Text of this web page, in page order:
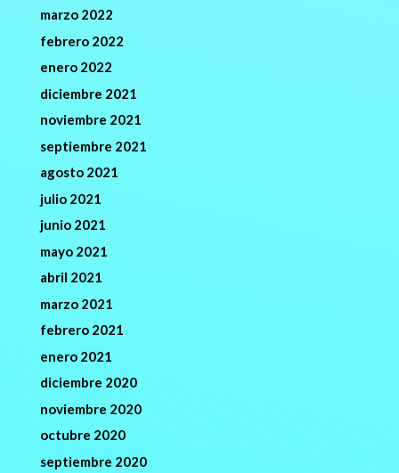
marzo 2022
febrero 2022
enero 2022
diciembre 2021
noviembre 2021
septiembre 2021
agosto 2021
julio 2021
junio 2021
mayo 2021
abril 2021
marzo 2021
febrero 2021
enero 2021
diciembre 2020
noviembre 2020
octubre 2020
septiembre 2020